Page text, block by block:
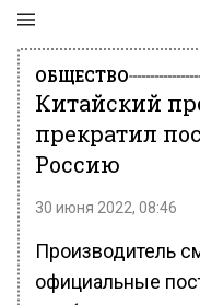
ОБЩЕСТВО
Китайский
прекратил
Россию
30 июня 2022, 08:46
Производитель
официальные